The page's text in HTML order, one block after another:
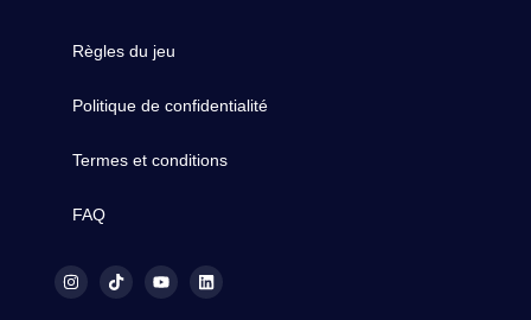
Règles du jeu
Politique de confidentialité
Termes et conditions
FAQ